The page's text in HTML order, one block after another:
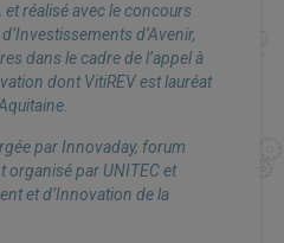
réalisé avec le concours
d’Avenir,
dans le cadre de l’appel à
dont VitiREV est lauréat
par Innovaday, forum
organisé par UNITEC et
et d’Innovation de la